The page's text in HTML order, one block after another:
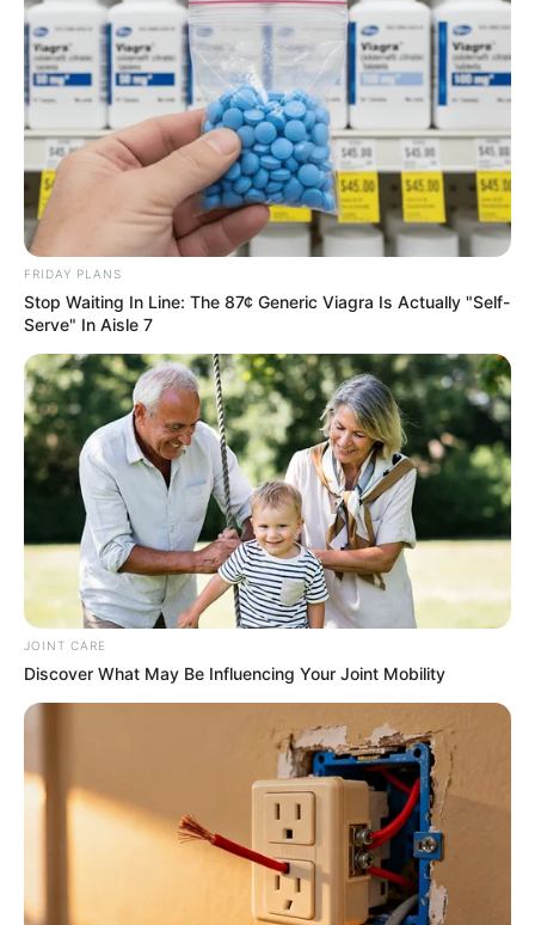
How Did They Get Gina Carano To Take It All
Back?
BRAINBERRIES
Discover 15 Surprising Things Forbidden By The
Bible
BRAINBERRIES
The Instagram Model Who Spent A Fortune To
FRIDAY PLANS
Stop Waiting In Line: The 87¢ Generic Viagra Is Actually "Self-
Serve" In Aisle 7
JOINT CARE
Discover What May Be Influencing Your Joint Mobility